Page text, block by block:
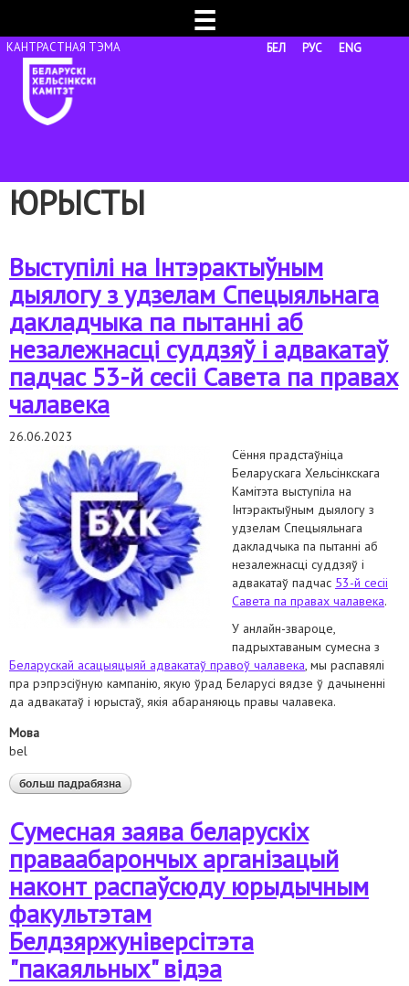
☰
БЕЛ РУС ENG
ЮРЫСТЫ
Выступілі на Інтэрактыўным
дыялогу з удзелам Спецыяльнага
дакладчыка па пытанні аб
незалежнасці суддзяў і адвакатаў
падчас 53-й сесіі Савета па правах
чалавека
26.06.2023
Сёння прадстаўніца
Беларускага Хельсінкскага
Камітэта выступіла на
Інтэрактыўным дыялогу з
удзелам Спецыяльнага
дакладчыка па пытанні аб
незалежнасці суддзяў і
адвакатаў падчас 53-й сесіі
Савета па правах чалавека.
У анлайн-звароце,
падрыхтаваным сумесна з
Беларускай асацыяцыяй адвакатаў правоў чалавека, мы распавялі
пра рэпрэсіўную кампанію, якую ўрад Беларусі вядзе ў дачыненні
да адвакатаў і юрыстаў, якія абараняюць правы чалавека.
Мова
bel
больш падрабязна аб выступілі на інтэрактыўным дыялогу з удзелам
спецыяльнага дакладчыка па пытанні аб
савета па правах чалавека
Сумесная заява беларускіх
праваабарончых арганізацый
наконт распаўсюду юрыдычным
факультэтам
Белдзяржуніверсітэта
"пакаяльных" відэа